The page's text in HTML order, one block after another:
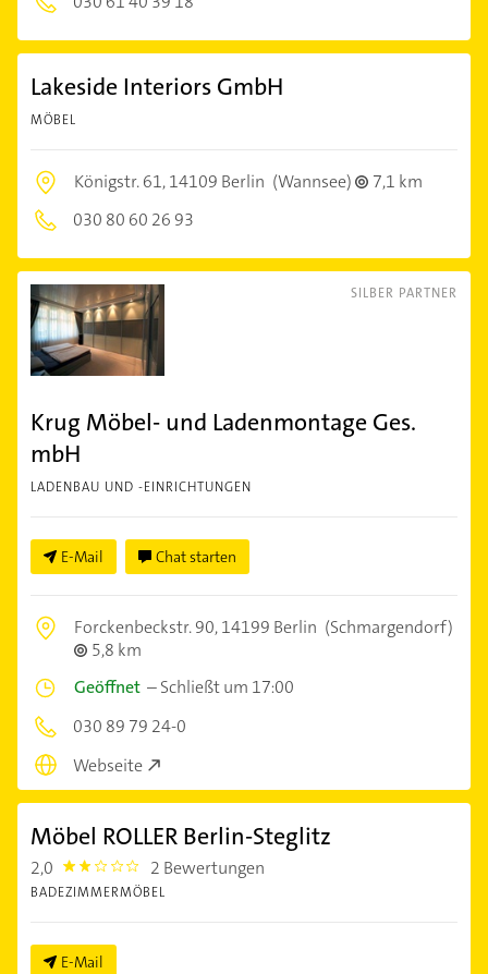
Lakeside Interiors GmbH
MÖBEL
Königstr. 61,14109 Berlin (Wannsee)
7,1 km
030 80 60 26 93
SILBER PARTNER
Krug Möbel- und Ladenmontage Ges.
mbH
LADENBAU UND -EINRICHTUNGEN
E-Mail Chat starten
Forckenbeckstr. 90,14199 Berlin (Schmargendorf)
5,8 km
Geöffnet –Schließt um 17:00
030 89 79 24-0
Webseite
Möbel ROLLER Berlin-Steglitz
2,0 2.0 2 Bewertungen
BADEZIMMERMÖBEL
E-Mail